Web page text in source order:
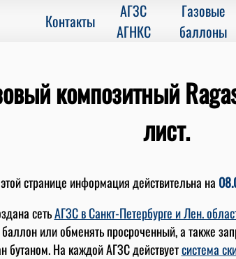
Контакты
АГЗС
АГНКС
Газовые
баллоны
композитный
лист.
странице информация действительна на
сетьАГЗС в Санкт-Петербурге и Лен.
или обменять просроченный, а также
бутаном. На каждой АГЗС действуетсистема